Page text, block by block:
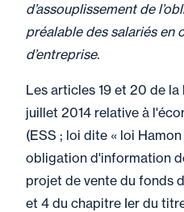
d’assouplissement de
préalable des salariés en
d’entreprise.
Les articles 19 et 20 de la
juillet 2014 relative à
(ESS ; loi dite « loi
obligation d'information
projet de vente du fonds
et 4 du chapitre Ier du